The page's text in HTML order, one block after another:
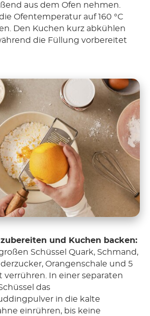
aus dem Ofen nehmen.
Ofentemperatur auf 160 °C
Den Kuchen kurz abkühlen
die Füllung vorbereitet
und Kuchen backen:
Schüssel Quark, Schmand,
Orangenschale und 5
verrühren. In einer separaten
das
in die kalte
einrühren, bis keine